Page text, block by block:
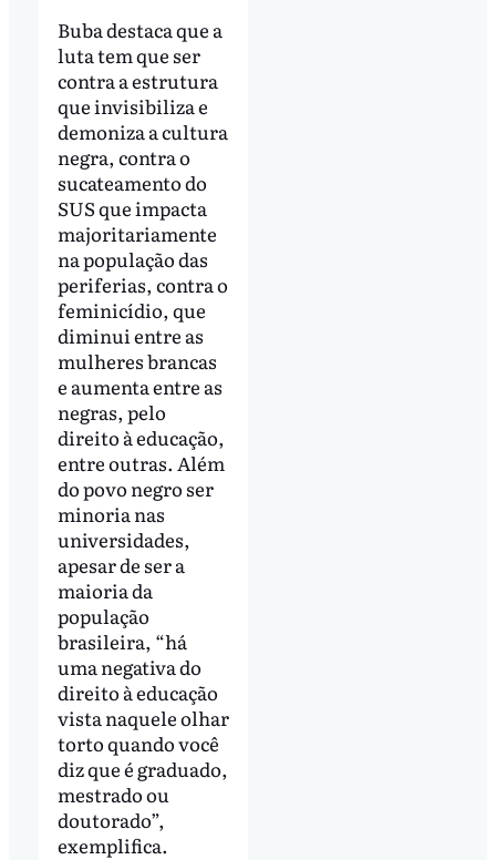
Buba destaca que a
luta tem que ser
contra a estrutura
que invisibiliza e
demoniza a cultura
negra, contra o
sucateamento do
SUS que impacta
majoritariamente
na população das
periferias, contra o
feminicídio, que
diminui entre as
mulheres brancas
e aumenta entre as
negras, pelo
direito à educação,
entre outras. Além
do povo negro ser
minoria nas
universidades,
apesar de ser a
maioria da
população
brasileira, “há
uma negativa do
direito à educação
vista naquele olhar
torto quando você
diz que é graduado,
mestrado ou
doutorado”,
exemplifica.